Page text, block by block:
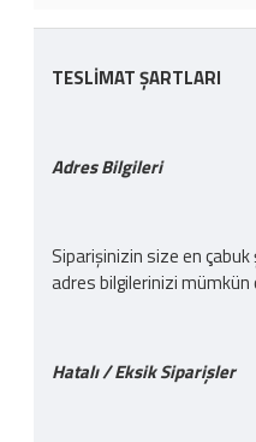
TESLİMAT ŞARTLARI
Adres Bilgileri
Siparişinizin size en
adres bilgilerinizi mümkün
Hatalı / Eksik Siparişler